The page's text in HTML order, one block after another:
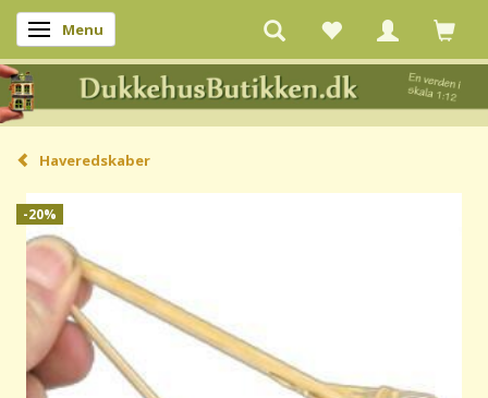
Skifte navigation
Menu
Haveredskaber
-20%